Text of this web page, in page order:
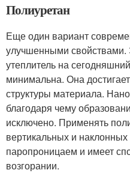
Полиуретан
Еще один вариант
улучшенными
утеплитель на
минимальна. Она
структуры материала.
благодаря чему
исключено. Применять
вертикальных и
паропроницаем и имеет
возгорании.